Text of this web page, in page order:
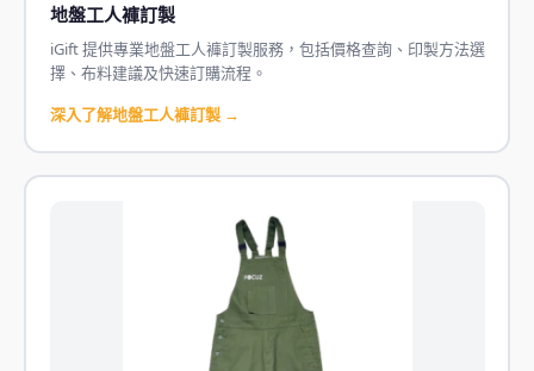
地盤工人褲訂製
iGift 提供專業地盤工人褲訂製服務，包括價格查詢、印製方法選
擇、布料建議及快速訂購流程。
深入了解地盤工人褲訂製 →